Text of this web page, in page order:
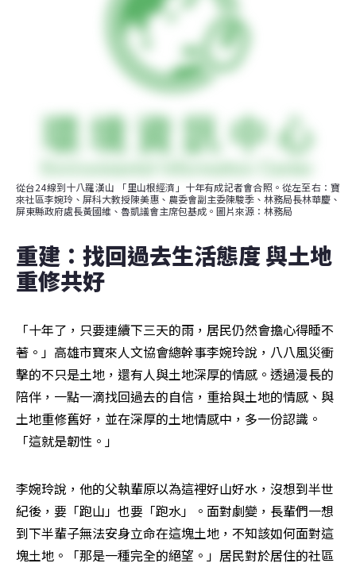
從台24線到十八羅漢山 「里山根經濟」十年有成記者會合照。從左至右：寶
來社區李婉玲、屏科大教授陳美惠、農委會副主委陳駿季、林務局長林華慶、
屏東縣政府處長黃國維、魯凱議會主席包基成。圖片來源：林務局
重建：找回過去生活態度 與土地
重修共好
「十年了，只要連續下三天的雨，居民仍然會擔心得睡不
著。」高雄市寶來人文協會總幹事李婉玲說，八八風災衝
擊的不只是土地，還有人與土地深厚的情感。透過漫長的
陪伴，一點一滴找回過去的自信，重拾與土地的情感、與
土地重修舊好，並在深厚的土地情感中，多一份認識。
「這就是韌性。」
李婉玲說，他的父執輩原以為這裡好山好水，沒想到半世
紀後，要「跑山」也要「跑水」。面對劇變，長輩們一想
到下半輩子無法安身立命在這塊土地，不知該如何面對這
塊土地。「那是一種完全的絕望。」居民對於居住的社區